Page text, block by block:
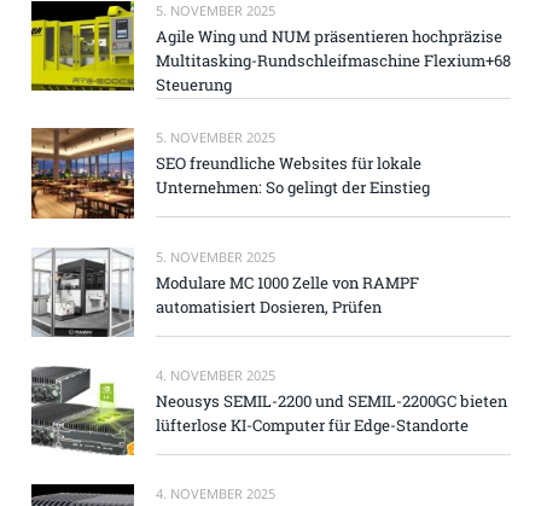
5. NOVEMBER 2025
Agile Wing und NUM präsentieren hochpräzise
Multitasking-Rundschleifmaschine Flexium+68
Steuerung
5. NOVEMBER 2025
SEO freundliche Websites für lokale
Unternehmen: So gelingt der Einstieg
5. NOVEMBER 2025
Modulare MC 1000 Zelle von RAMPF
automatisiert Dosieren, Prüfen
4. NOVEMBER 2025
Neousys SEMIL-2200 und SEMIL-2200GC bieten
lüfterlose KI-Computer für Edge-Standorte
4. NOVEMBER 2025